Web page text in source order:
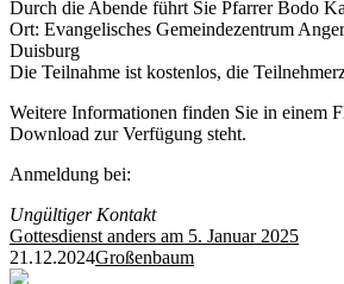
Durch die Abende führt Sie Pfarrer Bodo
Ort: Evangelisches Gemeindezentrum
Duisburg
Die Teilnahme ist kostenlos, die
Weitere Informationen finden Sie in einem
Download zur Verfügung steht.
Anmeldung bei:
Ungültiger Kontakt
Gottesdienst anders am 5. Januar 2025
21.12.2024Großenbaum